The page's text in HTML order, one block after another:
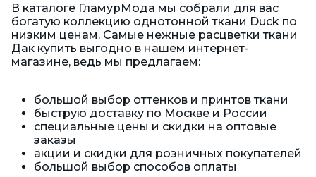
В каталоге ГламурМода мы собрали для вас
богатую коллекцию однотонной ткани Duck по
низким ценам. Самые нежные расцветки ткани
Дак купить выгодно в нашем интернет-
магазине, ведь мы предлагаем:
большой выбор оттенков и принтов ткани
быструю доставку по Москве и России
специальные цены и скидки на оптовые
заказы
акции и скидки для розничных покупателей
большой выбор способов оплаты